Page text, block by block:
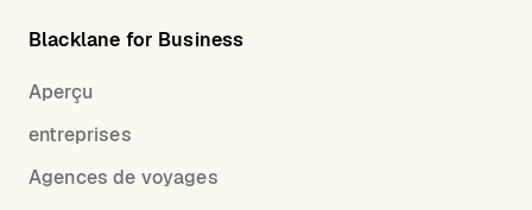
Blacklane for Business
Aperçu
entreprises
Agences de voyages